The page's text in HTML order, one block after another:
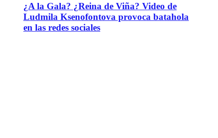
¿A la Gala? ¿Reina de Viña? Video de
Ludmila Ksenofontova provoca batahola
en las redes sociales